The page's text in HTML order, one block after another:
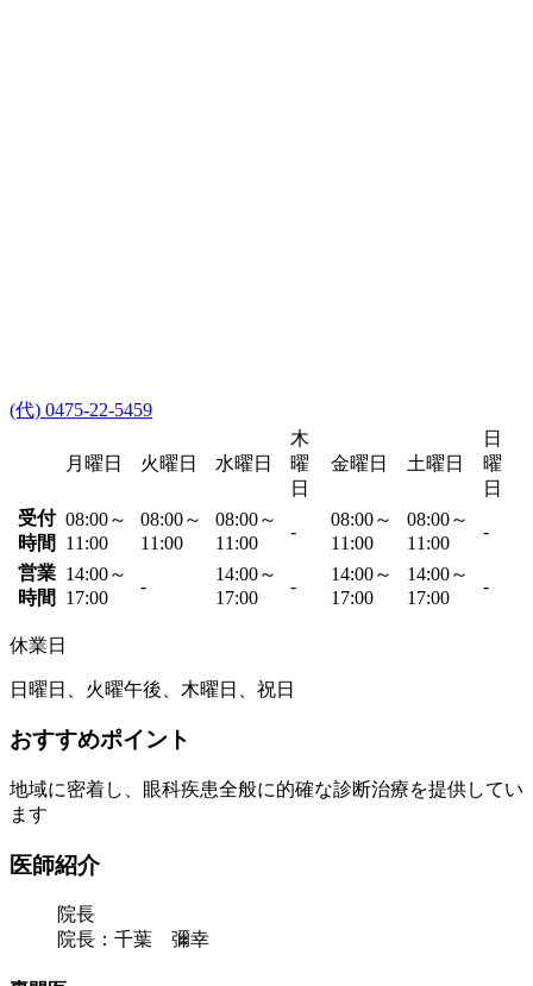
(代) 0475-22-5459
月曜日 火曜日 水曜日
木
曜
日
金曜日 土曜日
日
曜
日
受付
時間
08:00～
11:00
08:00～
11:00
08:00～
11:00
-
08:00～
11:00
08:00～
11:00
-
営業
時間
14:00～
17:00
-
14:00～
17:00
-
14:00～
17:00
14:00～
17:00
-
休業日
日曜日、火曜午後、木曜日、祝日
おすすめポイント
地域に密着し、眼科疾患全般に的確な診断治療を提供してい
ます
医師紹介
院長
院長：千葉 彌幸